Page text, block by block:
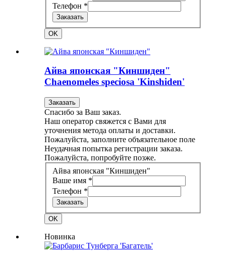
Телефон *
Заказать
OK
Айва японская "Киншиден"
Chaenomeles speciosa 'Kinshiden'
Заказать
Спасибо за Ваш заказ.
Наш оператор свяжется с Вами для
уточнения метода оплаты и доставки.
Пожалуйста, заполните объязательное поле
Неудачная попытка регистрации заказа.
Пожалуйста, попробуйте позже.
Айва японская "Киншиден"
Ваше имя *
Телефон *
Заказать
OK
Новинка